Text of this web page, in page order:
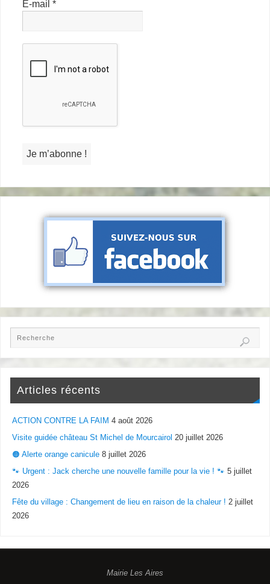
E-mail*
Articles récents
ACTION CONTRE LA FAIM 4 août 2026
Visite guidée château St Michel de Mourcairol 20 juillet 2026
🟠 Alerte orange canicule 8 juillet 2026
🐾 Urgent : Jack cherche une nouvelle famille pour la vie ! 🐾 5 juillet
2026
Fête du village : Changement de lieu en raison de la chaleur ! 2 juillet
2026
Mairie Les Aires